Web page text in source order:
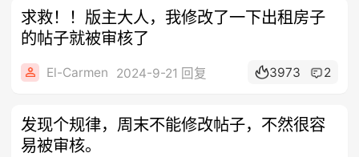
求救！！版主大人，我修改了一下出租房子
的帖子就被审核了
El-Carmen 2024-9-21 回复 3973 2
发现个规律，周末不能修改帖子，不然很容
易被审核。